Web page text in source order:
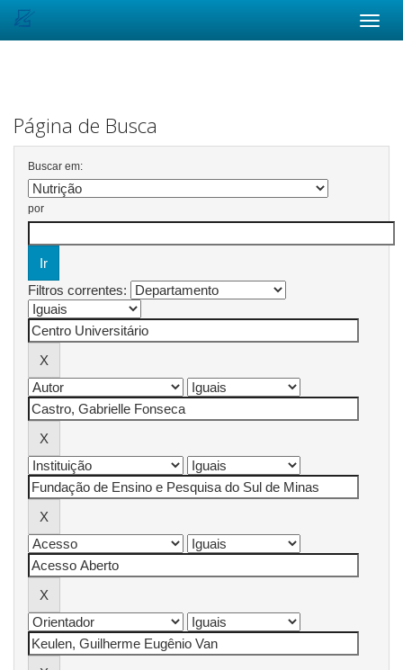
Página de Busca
Buscar em:
por
Filtros correntes: